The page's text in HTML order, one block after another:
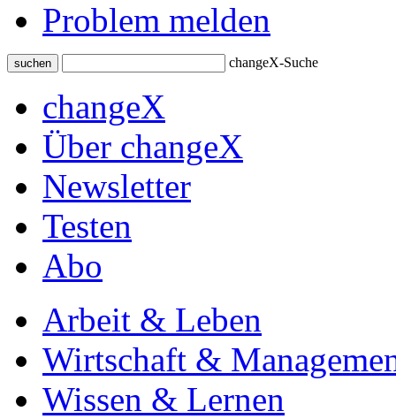
Problem melden
suchen changeX-Suche
changeX
Über changeX
Newsletter
Testen
Abo
Arbeit & Leben
Wirtschaft &
Wissen & Lernen